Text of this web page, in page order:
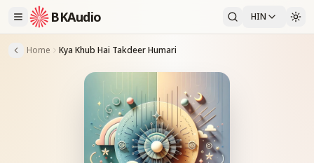
BKAudio HIN
Home Kya Khub Hai Takdeer Humari